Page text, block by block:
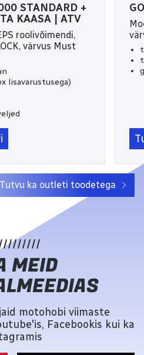
STANDARD +
KAASA | ATV
roolivõimendi,
värvus Must
lisavarustusega)
Tutvu ka outleti toodetega
MEID
motohobi viimaste
Facebookis kui ka